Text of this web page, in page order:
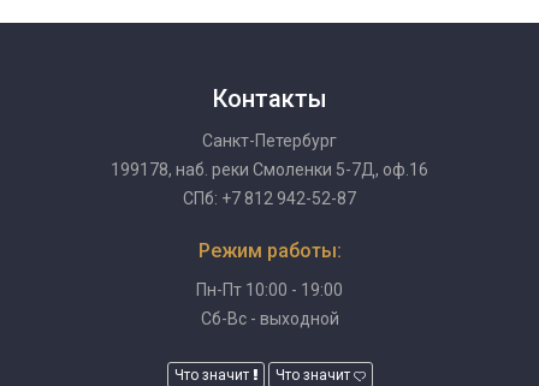
Контакты
Санкт-Петербург
199178, наб. реки Смоленки 5-7Д, оф.16
СПб: +7 812 942-52-87
Режим работы:
Пн-Пт 10:00 - 19:00
Сб-Вс - выходной
Что значит Что значит